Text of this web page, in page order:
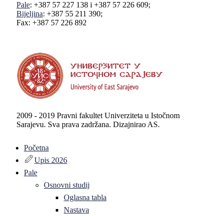
Pale: +387 57 227 138 i +387 57 226 609;
Bijeljina: +387 55 211 390;
Fax: +387 57 226 892
2009 - 2019 Pravni fakultet Univerziteta u Istočnom
Sarajevu. Sva prava zadržana. Dizajnirao AS.
Početna
Upis 2026
Pale
Osnovni studij
Oglasna tabla
Nastava